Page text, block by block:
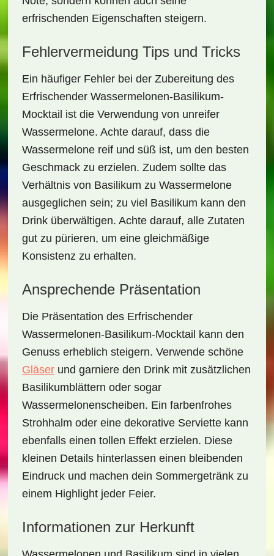
erfrischenden Eigenschaften steigern.
Fehlervermeidung Tips und Tricks
Ein häufiger Fehler bei der Zubereitung des
Erfrischender Wassermelonen-Basilikum-
Mocktail ist die Verwendung von unreifer
Wassermelone. Achte darauf, dass die
Wassermelone reif und süß ist, um den besten
Geschmack zu erzielen. Zudem sollte das
Verhältnis von Basilikum zu Wassermelone
ausgeglichen sein; zu viel Basilikum kann den
Drink überwältigen. Achte darauf, alle Zutaten
gut zu pürieren, um eine gleichmäßige
Konsistenz zu erhalten.
Ansprechende Präsentation
Die Präsentation des Erfrischender
Wassermelonen-Basilikum-Mocktail kann den
Genuss erheblich steigern. Verwende schöne
Gläserund garniere den Drink mit zusätzlichen
Basilikumblättern oder sogar
Wassermelonenscheiben. Ein farbenfrohes
Strohhalm oder eine dekorative Serviette kann
ebenfalls einen tollen Effekt erzielen. Diese
kleinen Details hinterlassen einen bleibenden
Eindruck und machen dein Sommergetränk zu
einem Highlight jeder Feier.
Informationen zur Herkunft